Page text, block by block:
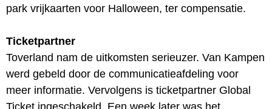
park vrijkaarten voor Halloween, ter compensatie.
Ticketpartner
Toverland nam de uitkomsten serieuzer. Van Kampen
werd gebeld door de communicatieafdeling voor
meer informatie. Vervolgens is ticketpartner Global
Ticket ingeschakeld. Een week later was het